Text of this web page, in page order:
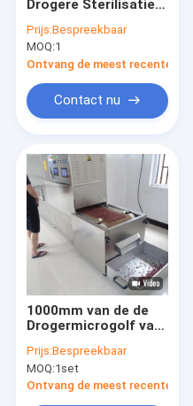
Drogere Sterilisatie
staalriem de
Ononderbroken
Machine van de de
Transportbanddroger
Prijs:Bespreekbaar
MOQ:1
Ontvang de meest recente Prijs
Contact nu
1000mm van de de
Drogermicrogolf van
Ononderbroken
Tunnel de
Sterilisator
Prijs:Bespreekbaar
MOQ:1set
Ontvang de meest recente Prijs